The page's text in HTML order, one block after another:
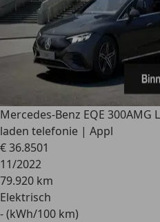
Mercedes-Benz EQE 300AMG
laden telefonie | Appl
€ 36.8501
11/2022
79.920 km
Elektrisch
- (kWh/100 km)